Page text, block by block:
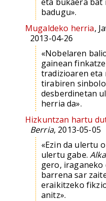
badugu».
Mugaldeko herria,
2013-04-26
«Nobelaren
gainean
tradizioaren eta
tirabiren
desberdinetan
herria da».
Hizkuntzan hartu
Berria, 2013-05-05
«Ezin da ulertu
ulertu gabe.
gero, iraganeko
barrena sar
eraikitzeko
anitz».